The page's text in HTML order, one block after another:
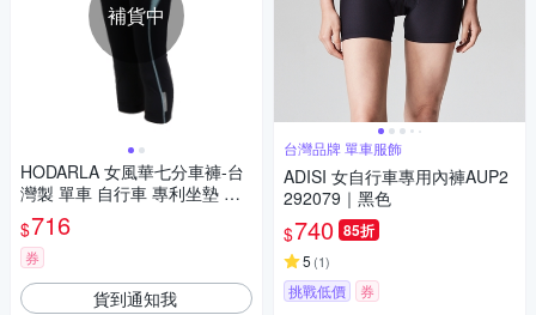
補貨中
HODARLA 女風華七分車褲-台
灣製 單車 自行車 專利坐墊 黑
水藍
$716
券
貨到通知我
台灣品牌 單車服飾
ADISI 女自行車專用內褲AUP2
292079｜黑色
$740 85折
5 (1)
挑戰低價 券